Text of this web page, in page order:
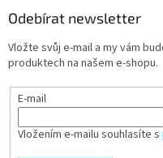
Odebírat newsletter
Vložte svůj e-mail a my vám
produktech na našem e-shopu.
E-mail
Vložením e-mailu souhlasíte s